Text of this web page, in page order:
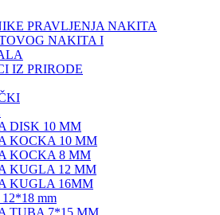
PRAVLJENJA NAKITA
NAKITA I
IZ PRIRODE
DISK 10 MM
KOCKA 10 MM
KOCKA 8 MM
KUGLA 12 MM
KUGLA 16MM
12*18 mm
TUBA 7*15 MM